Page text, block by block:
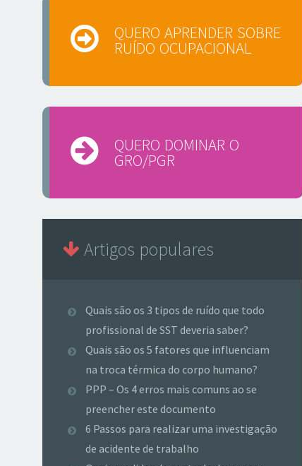
QUERO APRENDER SOBRE
RUÍDO OCUPACIONAL
QUERO DOMINAR O
GRO/PGR
Artigos populares
Quais são os 3 tipos de ruído que todo
profissional de SST deveria saber?
Quais são os 5 fatores que influenciam
na troca térmica do corpo humano?
PPP – Os 4 erros mais comuns ao se
preencher este documento
6 Passos para realizar uma investigação
de acidente de trabalho